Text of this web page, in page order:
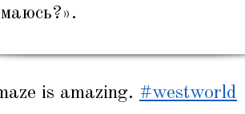
is amazing. #westworld